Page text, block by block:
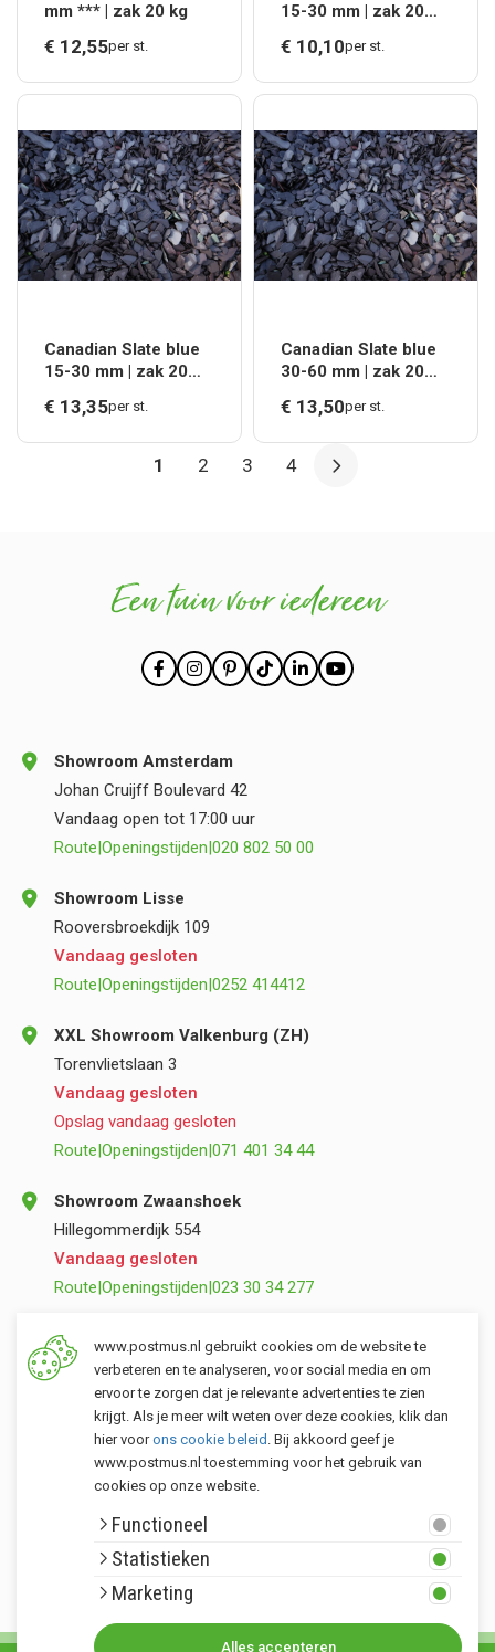
mm *** | zak 20 kg
€ 12,55per st.
15-30 mm | zak 20
€ 10,10per st.
Canadian Slate blue
15-30 mm | zak 20
€ 13,35per st.
Canadian Slate blue
30-60 mm | zak 20
€ 13,50per st.
1 2 3 4
Een tuin voor iedereen
Klantenservice
Postmus merken
Showroom Amsterdam
Johan Cruijff Boulevard 42
Vandaag open tot 17:00 uur
Route|Openingstijden|020 802 50 00
Showroom Lisse
Rooversbroekdijk 109
Vandaag gesloten
Route|Openingstijden|0252 414412
XXL Showroom Valkenburg (ZH)
Torenvlietslaan 3
Vandaag gesloten
Opslag vandaag gesloten
Route|Openingstijden|071 401 34 44
Showroom Zwaanshoek
Hillegommerdijk 554
Vandaag gesloten
Route|Openingstijden|023 30 34 277
Opslag Valkenburg (ZH)
Torenvlietslaan 3
Vandaag gesloten
Route|Openingstijden |071 401 34 44
www.postmus.nl gebruikt cookies om de website te
verbeteren en te analyseren, voor social media en om
ervoor te zorgen dat je relevante advertenties te zien
krijgt. Als je meer wilt weten over deze cookies, klik dan
hier voorons cookie beleid . Bij akkoord geef je
www.postmus.nl toestemming voor het gebruik van
cookies op onze website.
Functioneel
Statistieken
Marketing
Alles accepteren